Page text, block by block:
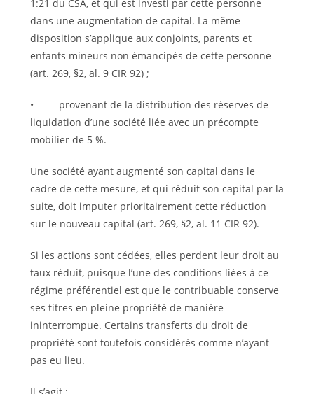
1:21 du CSA, et qui est investi par cette personne
dans une augmentation de capital. La même
disposition s’applique aux conjoints, parents et
enfants mineurs non émancipés de cette personne
(art. 269, §2, al. 9 CIR 92) ;
• provenant de la distribution des réserves de
liquidation d’une société liée avec un précompte
mobilier de 5 %.
Une société ayant augmenté son capital dans le
cadre de cette mesure, et qui réduit son capital par la
suite, doit imputer prioritairement cette réduction
sur le nouveau capital (art. 269, §2, al. 11 CIR 92).
Si les actions sont cédées, elles perdent leur droit au
taux réduit, puisque l’une des conditions liées à ce
régime préférentiel est que le contribuable conserve
ses titres en pleine propriété de manière
ininterrompue. Certains transferts du droit de
propriété sont toutefois considérés comme n’ayant
pas eu lieu.